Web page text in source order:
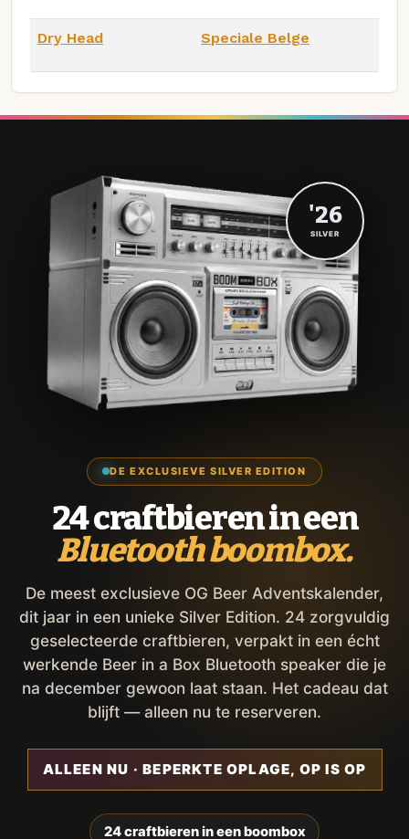
Dry Head Speciale Belge
DE EXCLUSIEVE SILVER EDITION
24 craftbieren in een
Bluetooth boombox.
De meest exclusieve OG Beer Adventskalender,
dit jaar in een unieke Silver Edition. 24 zorgvuldig
geselecteerde craftbieren, verpakt in een écht
werkende Beer in a Box Bluetooth speaker die je
na december gewoon laat staan. Het cadeau dat
blijft — alleen nu te reserveren.
ALLEEN NU · BEPERKTE OPLAGE, OP IS OP
24 craftbieren in een boombox
'26
SILVER